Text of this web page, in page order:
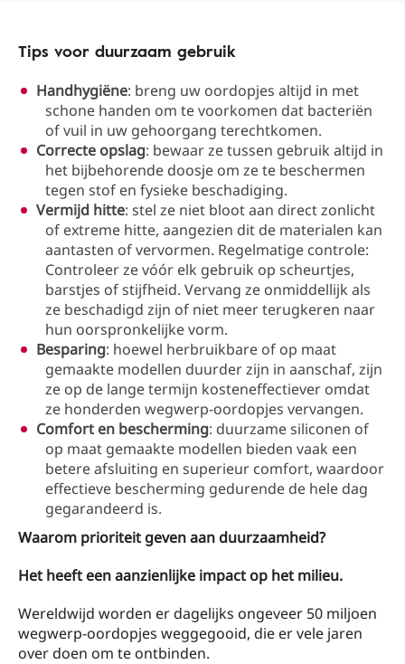
Tips voor duurzaam gebruik
Handhygiëne: breng uw oordopjes altijd in met
schone handen om te voorkomen dat bacteriën
of vuil in uw gehoorgang terechtkomen.
Correcte opslag: bewaar ze tussen gebruik altijd in
het bijbehorende doosje om ze te beschermen
tegen stof en fysieke beschadiging.
Vermijd hitte: stel ze niet bloot aan direct zonlicht
of extreme hitte, aangezien dit de materialen kan
aantasten of vervormen. Regelmatige controle:
Controleer ze vóór elk gebruik op scheurtjes,
barstjes of stijfheid. Vervang ze onmiddellijk als
ze beschadigd zijn of niet meer terugkeren naar
hun oorspronkelijke vorm.
Besparing: hoewel herbruikbare of op maat
gemaakte modellen duurder zijn in aanschaf, zijn
ze op de lange termijn kosteneffectiever omdat
ze honderden wegwerp-oordopjes vervangen.
Comfort en bescherming: duurzame siliconen of
op maat gemaakte modellen bieden vaak een
betere afsluiting en superieur comfort, waardoor
effectieve bescherming gedurende de hele dag
gegarandeerd is.
Waarom prioriteit geven aan duurzaamheid?
Het heeft een aanzienlijke impact op het milieu.
Wereldwijd worden er dagelijks ongeveer 50 miljoen
wegwerp-oordopjes weggegooid, die er vele jaren
over doen om te ontbinden.